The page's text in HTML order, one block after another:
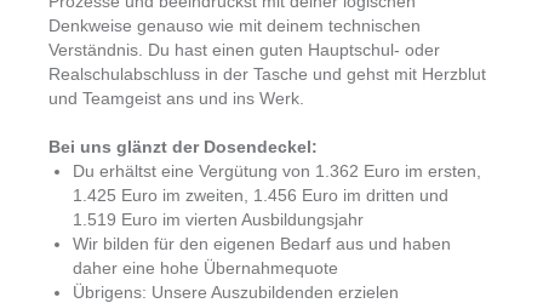
Denkweise genauso wie mit deinem technischen
Verständnis. Du hast einen guten Hauptschul- oder
Realschulabschluss in der Tasche und gehst mit Herzblut
und Teamgeist ans und ins Werk.
Bei uns glänzt der Dosendeckel:
Du erhältst eine Vergütung von 1.362 Euro im ersten,
1.425 Euro im zweiten, 1.456 Euro im dritten und
1.519 Euro im vierten Ausbildungsjahr
Wir bilden für den eigenen Bedarf aus und haben
daher eine hohe Übernahmequote
Übrigens: Unsere Auszubildenden erzielen